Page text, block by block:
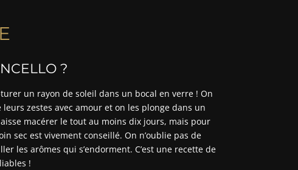
?
un rayon de soleil dans un bocal en verre ! On
zestes avec amour et on les plonge dans un
macérer le tout au moins dix jours, mais pour
sec est vivement conseillé. On n’oublie pas de
les arômes qui s’endorment. C’est une recette de
!